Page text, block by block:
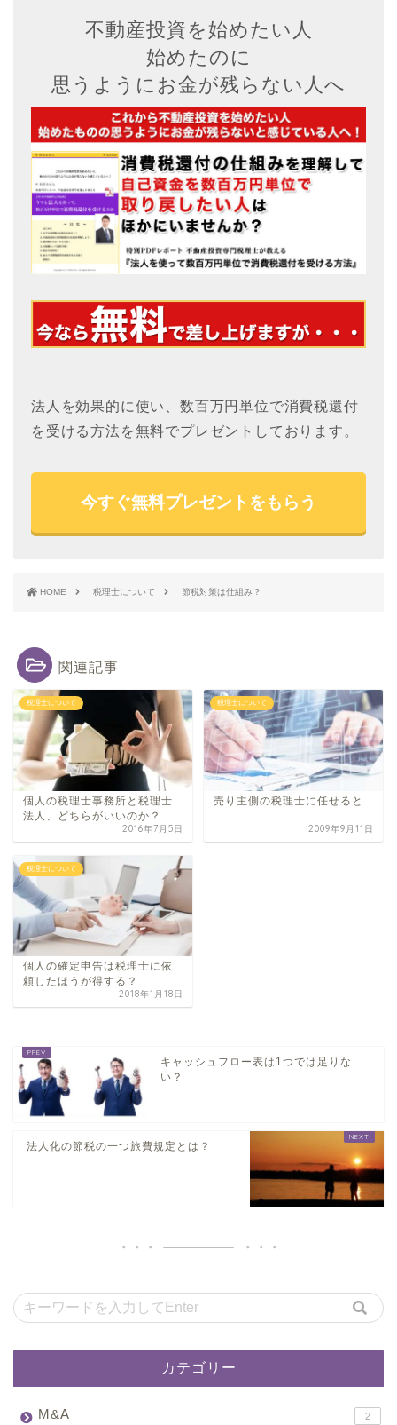
不動産投資を始めたい人
始めたのに
思うようにお金が残らない人へ
法人を効果的に使い、数百万円単位で消費税還付
を受ける方法を無料でプレゼントしております。
今すぐ無料プレゼントをもらう
HOME 税理士について 節税対策は仕組み？
関連記事
税理士について
個人の税理士事務所と税理士
法人、どちらがいいのか？
2016年7月5日
税理士について
売り主側の税理士に任せると
2009年9月11日
税理士について
個人の確定申告は税理士に依
頼したほうが得する？
2018年1月18日
キャッシュフロー表は1つでは足りな
い？
法人化の節税の一つ旅費規定とは？
カテゴリー
M&A 2